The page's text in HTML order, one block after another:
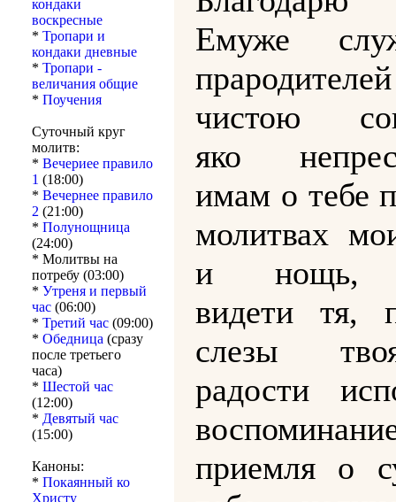
кондаки
воскресные
* Тропари и
кондаки дневные
* Тропари -
величания общие
* Поучения
Суточный круг
молитв:
* Вечериее правило
1 (18:00)
* Вечернее правило
2 (21:00)
* Полунощница
(24:00)
* Молитвы на
потребу (03:00)
* Утреня и первый
час (06:00)
* Третий час (09:00)
* Обедница (сразу
после третьего
часа)
* Шестой час
(12:00)
* Девятый час
(15:00)
Каноны:
* Покаянный ко
Христу
Емуже
прародителей
чистою
яко
имам о тебе
молитвах
и нощь,
видети тя,
слезы
радости
приемля о